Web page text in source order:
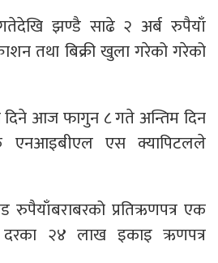
झण्डै साढे २ अर्ब रुपैयाँ
तथा बिक्री खुला गरेको गरेको
आज फागुन ८ गते अन्तिम दिन
एनआइबीएल एस क्यापिटलले
प्रतिऋणपत्र एक
२४ लाख इकाइ ऋणपत्र